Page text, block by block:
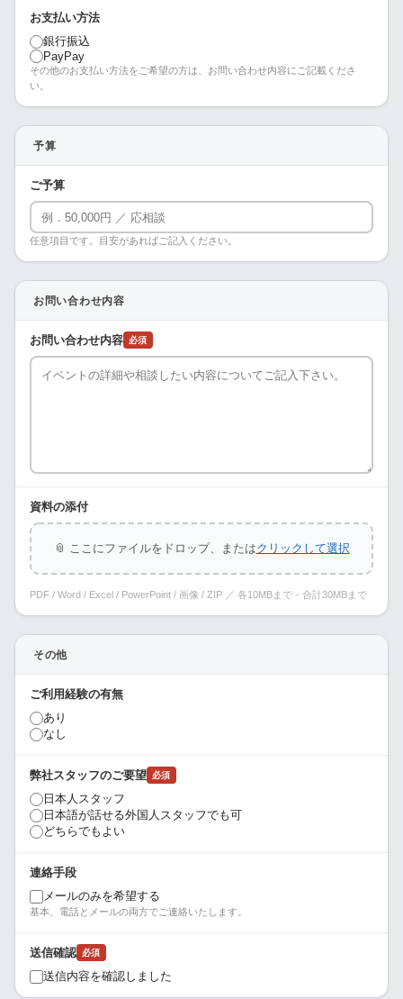
お支払い方法
銀行振込
PayPay
その他のお支払い方法をご希望の方は、お問い合わせ内容にご記載くださ
い。
予算
ご予算
任意項目です。目安があればご記入ください。
お問い合わせ内容
お問い合わせ内容 必須
資料の添付
📎 ここにファイルをドロップ、またはクリックして選択
PDF / Word / Excel / PowerPoint / 画像 / ZIP ／ 各10MBまで・合計30MBまで
その他
ご利用経験の有無
あり
なし
弊社スタッフのご要望 必須
日本人スタッフ
日本語が話せる外国人スタッフでも可
どちらでもよい
連絡手段
メールのみを希望する
基本、電話とメールの両方でご連絡いたします。
送信確認 必須
送信内容を確認しました